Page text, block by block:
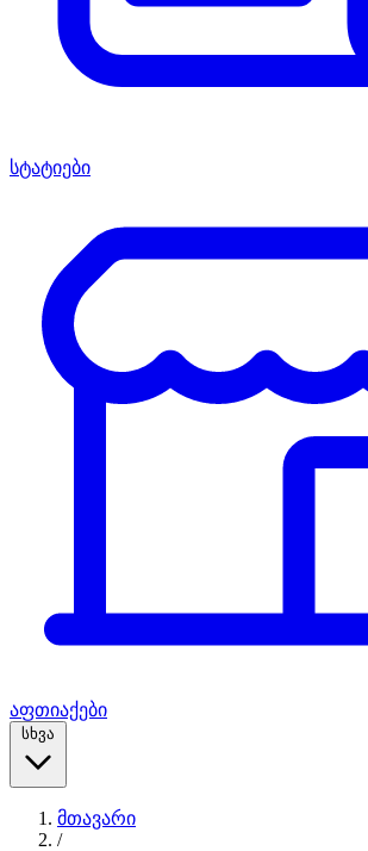
სტატიები
აფთიაქები
სხვა
მთავარი
/